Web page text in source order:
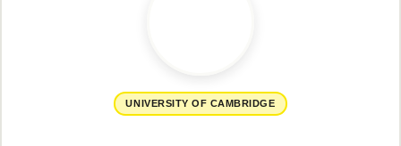
UNIVERSITY OF CAMBRIDGE